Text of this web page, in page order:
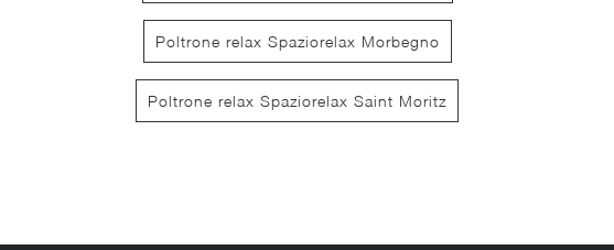
Poltrone relax Spaziorelax Morbegno
Poltrone relax Spaziorelax Saint Moritz